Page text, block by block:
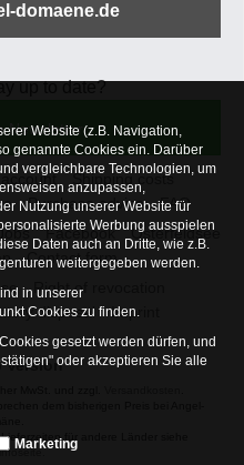
domaene.de
up to date?
Newsletter
Shipping costs
Purchase advice
FAQ
Facebook
Osterfeldsee
Contact form
Right of revocation
disposal Imprint
Version
dem bisherigen Preis bei Angel-
für andere Länder siehe
Website (z.B. Navigation,
genannte Cookies ein. Darüber
vergleichbare Technologien, um
anzupassen,
Nutzung unserer Website für
Werbung ausspielen
Daten auch an Dritte, wie z.B.
weitergegeben werden.
in unserer
Cookies zu finden.
gesetzt werden dürfen, und
oder akzeptieren Sie alle
Marketing